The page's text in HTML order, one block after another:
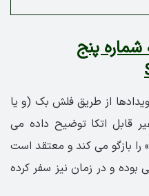
پنج
از طریق فلش بک (و یا
قابل اتکا توضیح داده می
را بازگو می کند و معتقد است
بوده و در زمان نیز سفر کرده